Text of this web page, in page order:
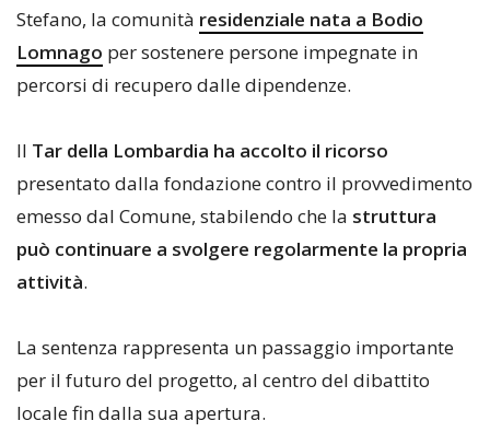
Stefano, la comunità residenziale nata a Bodio
Lomnago per sostenere persone impegnate in
percorsi di recupero dalle dipendenze.
Il Tar della Lombardia ha accolto il ricorso
presentato dalla fondazione contro il provvedimento
emesso dal Comune, stabilendo che la struttura
può continuare a svolgere regolarmente la propria
attività.
La sentenza rappresenta un passaggio importante
per il futuro del progetto, al centro del dibattito
locale fin dalla sua apertura.